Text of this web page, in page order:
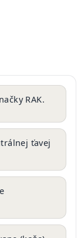
RAK.
ťavej